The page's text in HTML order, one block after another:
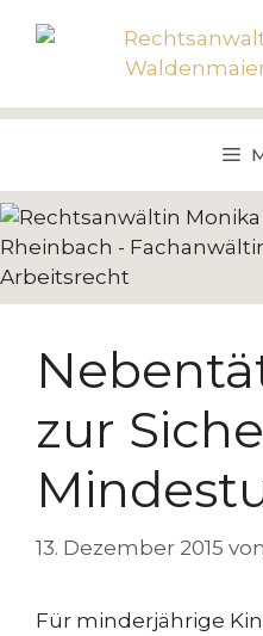
Inhalt
zur
13. Dezember 2015 von
Für minderjährige